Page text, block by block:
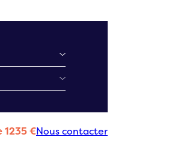
1235 €Nous contacter